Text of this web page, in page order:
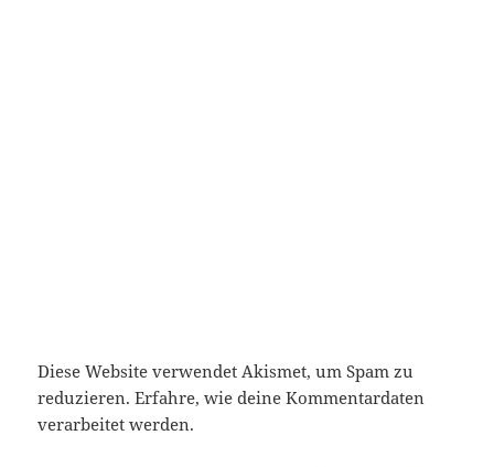
Diese Website verwendet Akismet, um Spam zu
reduzieren.Erfahre, wie deine Kommentardaten
verarbeitet werden.